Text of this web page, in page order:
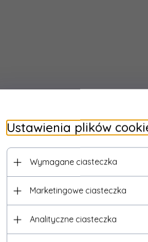
Ustawienia plików
Wymagane ciasteczka
Marketingowe ciasteczka
Analityczne ciasteczka